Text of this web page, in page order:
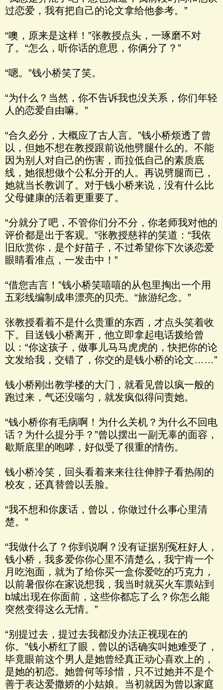
过恋爱，我有把自己的论文拿给他参考。”
“噢，原来是这样！”张教授点头，一琢磨不对
了。“怎么，听你话的意思，你俩分了？”
“嗯。”钱小桥笑了笑。
“为什么？当然，你不告诉我也没关系，你们年轻
人的恋爱自由嘛。”
“合久必分，大概应了古人言。”钱小桥烦透了曾
以，但她不想在教授跟前说他劈腿什么的。不能
因为别人对自己的伤害，而拉低自己的素质底
线，她很想做个公私分开的人。再说劈腿而已，
她就当长教训了。对于钱小桥来说，没有什么比
父母健康的活着更重要了。
“分就分了吧，不管你们分不分，你老师我对他的
评价都是出于客观。”张教授慈祥的笑道：“我依
旧欣赏你，是个好苗子，不过希望你下次谈恋爱
眼睛看准点，一发击中！”
“借您吉言！”钱小桥笑嘻嘻的从包里掏出一个用
五彩线编制成串漂亮的贝壳。“旅游纪念。”
张教授看着不是什么贵重的东西，才点头笑着收
下。目送钱小桥离开，他立即拿起电话拨给曾
以：“你这孩子，做事儿马马虎虎的，快把你的论
文发给我，交错了，你交的是钱小桥的论文……”
钱小桥刚出教学楼的大门，就看见曾以疯一般的
跑过来，气还没喘匀，就发疯似得问责她。
“钱小桥你有毛病啊！为什么关机？为什么不回电
话？为什么提分手？”曾以摆出一副无辜的面容，
歇斯底里的咆哮，好似受了很重的情伤。
钱小桥冷笑，回头看着来来往往伸脖子看热闹的
校友，还真替曾以丢脸。
“我不想和你废话，曾以，你做过什么事心里清
楚。”
“我做什么了？你到说啊？没有证据别冤枉好人，
钱小桥，我多爱你你心里不清楚么，我宁肯一个
月吃泡面，就为了给你买一盒你爱吃的巧克力，
以前暑假你在家说想我，我当时就买火车票站到
b城出现在你面前，这些你都忘了么？你怎么能
突然变得这么无情。”
“别提过去，提过去我都没办法正视现在的
你。”钱小桥红了眼，曾以的话确实叫她难受了，
毕竟眼前这个男人是她曾经真正动心喜欢上的，
是她的初恋。她曾何等珍惜，只不过她并不是个
善于表达爱撒娇的小姑娘。当初就因为曾以家庭